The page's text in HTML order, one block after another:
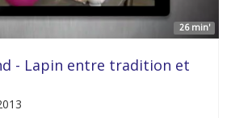
26 min'
- Lapin entre tradition et